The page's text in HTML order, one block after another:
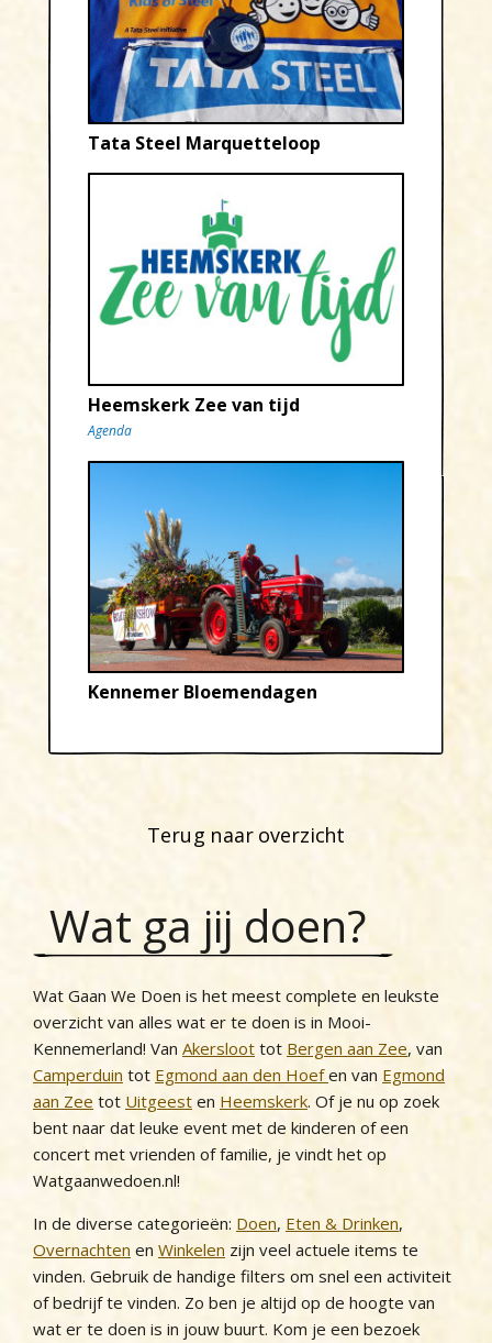
Terug naar overzicht
Tata Steel Marquetteloop
Heemskerk Zee van tijd
Agenda
Kennemer Bloemendagen
Wat ga jij doen?
Wat Gaan We Doen is het meest complete en leukste
overzicht van alles wat er te doen is in Mooi-
Kennemerland! Van Akersloot tot Bergen aan Zee, van
Camperduin tot Egmond aan den Hoefen van Egmond
aan Zee tot Uitgeest en Heemskerk. Of je nu op zoek
bent naar dat leuke event met de kinderen of een
concert met vrienden of familie, je vindt het op
Watgaanwedoen.nl!
In de diverse categorieën: Doen, Eten & Drinken,
Overnachten en Winkelen zijn veel actuele items te
vinden. Gebruik de handige filters om snel een activiteit
of bedrijf te vinden. Zo ben je altijd op de hoogte van
wat er te doen is in jouw buurt. Kom je een bezoek